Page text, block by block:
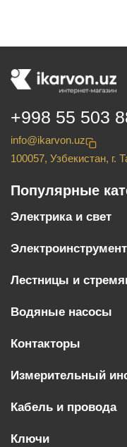
+998 55 503
info@ikarvon.uz
100057, Узбекистан, г.
Популярные
Электрика и свет
Электроинструмент
Лестницы и
Водяные насосы
Контакторы
Измерительный
Кабель и провода
Ключи